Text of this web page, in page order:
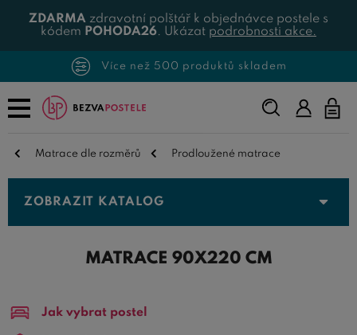
ZDARMA zdravotní polštář k objednávce postele s
kódem POHODA26. Ukázat podrobnosti akce.
Více než 500 produktů skladem
Napište,
co
Matrace dle rozměrů Prodloužené matrace
ZOBRAZIT KATALOG
MATRACE 90X220 CM
Jak vybrat postel